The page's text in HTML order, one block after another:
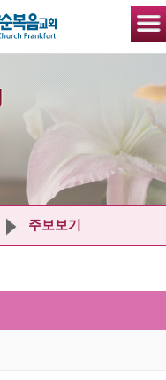
주보보기